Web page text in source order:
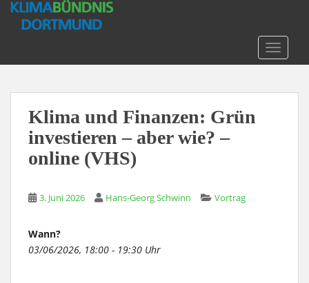
Klima und Finanzen: Grün
investieren – aber wie? –
online (VHS)
3. Juni 2026 Hans-Georg Schwinn Vortrag
Wann?
03/06/2026, 18:00 - 19:30 Uhr